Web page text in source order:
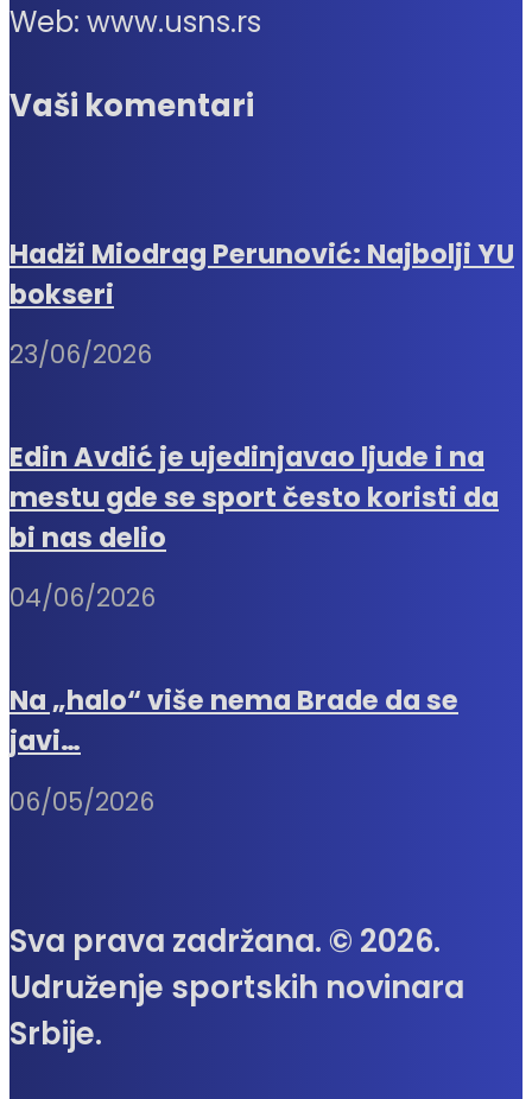
Web: www.usns.rs
Vaši komentari
Hadži Miodrag Perunović: Najbolji YU
bokseri
23/06/2026
Edin Avdić je ujedinjavao ljude i na
mestu gde se sport često koristi da
bi nas delio
04/06/2026
Na „halo“ više nema Brade da se
javi…
06/05/2026
Sva prava zadržana. © 2026.
Udruženje sportskih novinara
Srbije.